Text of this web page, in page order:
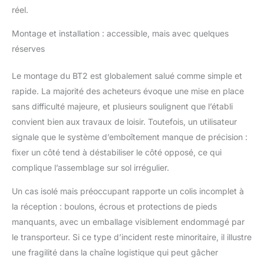
pas besoin d'être fixée
au sol ou accrochée au
rigide. Sa surface de
travail est de 610x910
mm, et panneau
EUROPÉENNE - L'acier
utilisé pour respecter la
norme EN 10130 est du
DC 01, permettant une
flexion subie. Les
profils en acier S325
ont une épaisseur de
1,5 mm avec un
revêtement de Z275
sur les pièces
réel.
Montage et installation : accessible, mais avec quelques
réserves
Le montage du BT2 est globalement salué comme simple et
rapide. La majorité des acheteurs évoque une mise en place
sans difficulté majeure, et plusieurs soulignent que l’établi
convient bien aux travaux de loisir. Toutefois, un utilisateur
signale que le système d’emboîtement manque de précision :
fixer un côté tend à déstabiliser le côté opposé, ce qui
complique l’assemblage sur sol irrégulier.
Un cas isolé mais préoccupant rapporte un colis incomplet à
la réception : boulons, écrous et protections de pieds
manquants, avec un emballage visiblement endommagé par
le transporteur. Si ce type d’incident reste minoritaire, il illustre
une fragilité dans la chaîne logistique qui peut gâcher